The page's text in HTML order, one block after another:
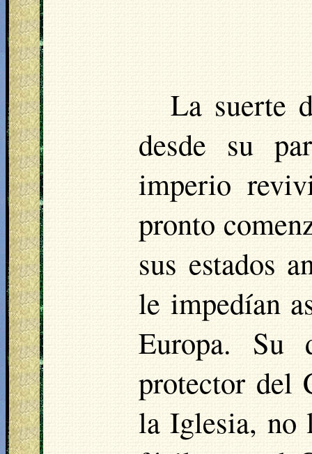
La suerte
desde su
imperio
pronto
sus estados
le impedían
Europa. Su
protector del
la Iglesia, no